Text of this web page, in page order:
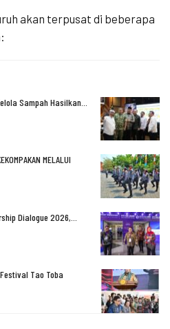
akan terpusat di beberapa
Sampah Hasilkan…
MELALUI
Dialogue 2026,…
Tao Toba